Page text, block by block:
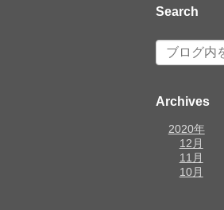
Search
Archives
2020年
12月
11月
10月